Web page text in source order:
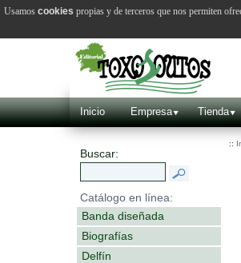
Inicio Empresa Tienda
Buscar:
Catálogo en línea:
Banda diseñada
Biografías
Delfín
::
Usamos cookies propias y de terceros que nos permiten